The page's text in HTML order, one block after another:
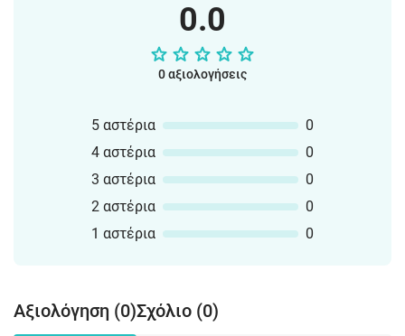
0.0
0 αξιολογήσεις
5 αστέρια
0
4 αστέρια
0
3 αστέρια
0
2 αστέρια
0
1 αστέρια
0
Αξιολόγηση (0)Σχόλιο (0)